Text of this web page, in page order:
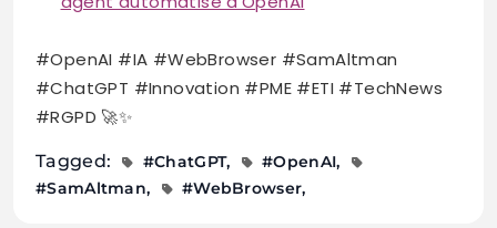
#OpenAI #IA #WebBrowser #SamAltman
#ChatGPT #Innovation #PME #ETI #TechNews
#RGPD 🚀✨
Tagged: #ChatGPT
#OpenAI
#SamAltman
#WebBrowser